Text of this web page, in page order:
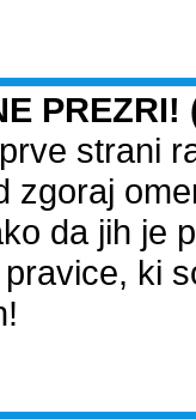
strani
zgoraj
da jih je
ki